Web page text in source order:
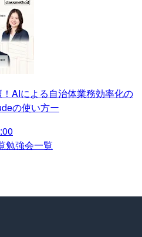
！AIによる自治体業務効率化の
の使い方ー
勉強会一覧